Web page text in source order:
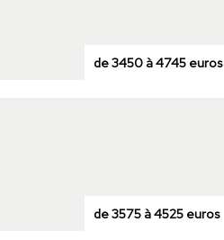
de 3450 à 4745 euros
de 3575 à 4525 euros